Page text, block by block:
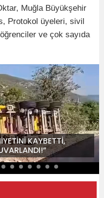
Muğla Büyükşehir
Protokol üyeleri, sivil
ve çok sayıda
KAYBETTİ,